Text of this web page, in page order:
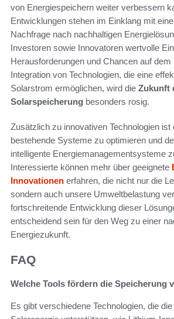
von Energiespeichern weiter verbessern
Entwicklungen stehen im Einklang mit
Nachfrage nach nachhaltigen
Investoren sowie Innovatoren wertvolle
Herausforderungen und Chancen auf
Integration von Technologien, die eine
Solarstrom ermöglichen, wird die Zukunft
Solarspeicherung besonders rosig.
Zusätzlich zu innovativen Technologien ist
bestehende Systeme zu optimieren und
intelligente Energiemanagementsysteme
Interessierte können mehr über geeignete
Innovationen erfahren, die nicht nur die
sondern auch unsere Umweltbelastung
fortschreitende Entwicklung dieser
entscheidend sein für den Weg zu einer
Energiezukunft.
FAQ
Welche Tools fördern die Speicherung
Es gibt verschiedene Technologien, die